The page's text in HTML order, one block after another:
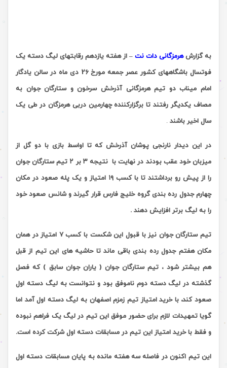
به گزارشهرمزگانی دات نت – از هفته یازدهم رقابتهای لیگ دسته یک
فوتسال باشگاههای کشور عصر جمعه مورخ 26 دی ماه در سالن یادگار
امام میناب دو تیم هرمزگانی آذرخش سرخون و ستارگان جوان به
مصاف یکدیگر رفتند تا برگزارکننده چهارمین دربی هرمزگان در طی یک
سال اخیر باشند .
در این دیدار نارنجی پوشان آذرخش که تا اواسط بازی با دو گل از
میزبان خود عقب بودند در نهایت با
نتیجه ۳ بر ۲ تیم ستارگان جوان
را از پیش رو برداشتند تا با کسب ۱۹ امتیاز و یک پله صعود در مکان
چهارم جدول رده بندی گروه خلیج فارس قرار گیرند و شانس صعود خود
را به لیگ برتر افزایش دهند .
تیم ستارگان جوان نیز با قبول این شکست با کسب ۷ امتیاز در همان
مکان هفتم جدول رده بندی باقی ماند تا حاشیه های این تیم از قبل
هم بیشتر شود ، تیم ستارگان جوان ( یاران جوان سابق ) که فصل
گذشته در لیگ دسته دوم ناموفق بود و نتوانست به لیگ دسته اول
صعود کند، با خرید امتیاز تیم زمزم اصفهان به لیگ دسته اول آمد اما
گویا تمهیدات لازم برای حضور موفق این تیم در لیگ یک فراهم نبوده
و فقط با خرید امتیاز این تیم در مسابقات دسته اول شرکت کرده است.
این تیم اکنون در فاصله سه هفته مانده به پایان مسابقات دسته اول